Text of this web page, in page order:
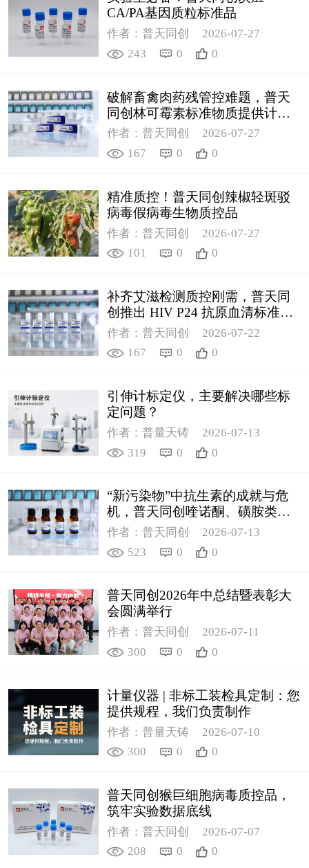
CA/PA基因质粒标准品
作者：普天同创
2026-07-27
243
0 0
破解畜禽肉药残管控难题，普天
同创林可霉素标准物质提供计量
支撑
作者：普天同创
2026-07-27
167
0 0
精准质控！普天同创辣椒轻斑驳
病毒假病毒生物质控品
作者：普天同创
2026-07-27
101
0 0
补齐艾滋检测质控刚需，普天同
创推出 HIV P24 抗原血清标准物
质
作者：普天同创
2026-07-22
167
0 0
引伸计标定仪，主要解决哪些标
定问题？
作者：普量天铸
2026-07-13
319
0 0
“新污染物”中抗生素的成就与危
机，普天同创喹诺酮、磺胺类质
控新品筑牢环境安全防线
作者：普天同创
2026-07-13
523
0 0
普天同创2026年中总结暨表彰大
会圆满举行
作者：普天同创
2026-07-11
300
0 0
计量仪器 | 非标工装检具定制：您
提供规程，我们负责制作
作者：普量天铸
2026-07-10
300
0 0
普天同创猴巨细胞病毒质控品，
筑牢实验数据底线
作者：普天同创
2026-07-07
208
0 0